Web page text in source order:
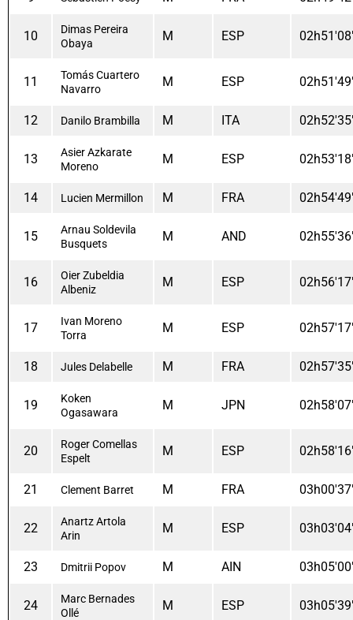
10
Dimas Pereira
Obaya
M ESP
11
Tomás Cuartero
Navarro
M ESP
12 Danilo Brambilla M ITA
13
Asier Azkarate
Moreno
M ESP
14 Lucien Mermillon M FRA
15
Arnau Soldevila
Busquets
M AND
16
Oier Zubeldia
Albeniz
M ESP
17
Ivan Moreno
Torra
M ESP
18 Jules Delabelle M FRA
19
Koken
Ogasawara
M JPN
20
Roger Comellas
Espelt
M ESP
21 Clement Barret M FRA
22
Anartz Artola
Arin
M ESP
23 Dmitrii Popov M AIN
24
Marc Bernades
Ollé
M ESP